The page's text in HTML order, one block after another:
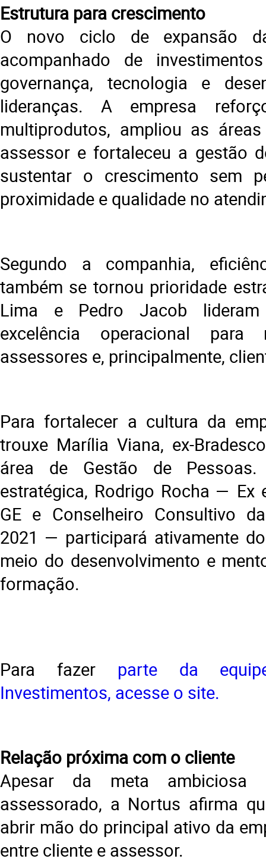
Estrutura para crescimento
O novo ciclo de expansão
acompanhado de
governança, tecnologia e
lideranças. A empresa
multiprodutos, ampliou as
assessor e fortaleceu a gestão
sustentar o crescimento sem
proximidade e qualidade no
Segundo a companhia,
também se tornou prioridade
Lima e Pedro Jacob
excelência operacional para
assessores e, principalmente,
Para fortalecer a cultura da
trouxe Marília Viana, ex-
área de Gestão de
estratégica, Rodrigo Rocha — Ex
GE e Conselheiro Consultivo
2021 — participará ativamente
meio do desenvolvimento e
formação.
Para fazer parte da
Investimentos, acesse o site.
Relação próxima com o cliente
Apesar da meta ambiciosa
assessorado, a Nortus afirma
abrir mão do principal ativo da
entre cliente e assessor.